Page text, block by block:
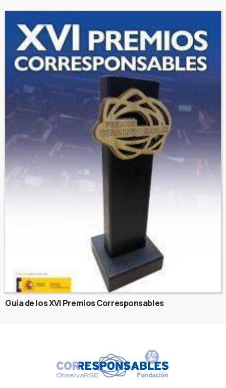
Guía de los XVI Premios Corresponsables